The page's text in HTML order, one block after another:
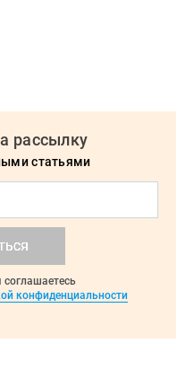
рассылку
статьями
конфиденциальности